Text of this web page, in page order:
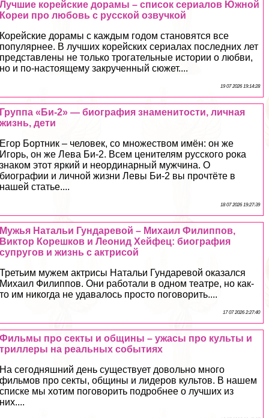
Лучшие корейские дорамы – список сериалов Южной
Кореи про любовь с русской озвучкой
Корейские дорамы с каждым годом становятся все
популярнее. В лучших корейских сериалах последних лет
представлены не только трогательные истории о любви,
но и по-настоящему закрученный сюжет....
19 07 2026 19:14:28
Группа «Би-2» — биография знаменитости, личная
жизнь, дети
Егор Бортник – человек, со множеством имён: он же
Игорь, он же Лева Би-2. Всем ценителям русского рока
знаком этот яркий и неординарный мужчина. О
биографии и личной жизни Левы Би-2 вы прочтёте в
нашей статье....
18 07 2026 19:27:39
Мужья Натальи Гундаревой – Михаил Филиппов,
Виктор Корешков и Леонид Хейфец: биография
супругов и жизнь с актрисой
Третьим мужем актрисы Натальи Гундаревой оказался
Михаил Филиппов. Они работали в одном театре, но как-
то им никогда не удавалось просто поговорить....
17 07 2026 2:27:40
Фильмы про секты и общины – ужасы про культы и
триллеры на реальных событиях
На сегодняшний день существует довольно много
фильмов про секты, общины и лидеров культов. В нашем
списке мы хотим поговорить подробнее о лучших из
них....